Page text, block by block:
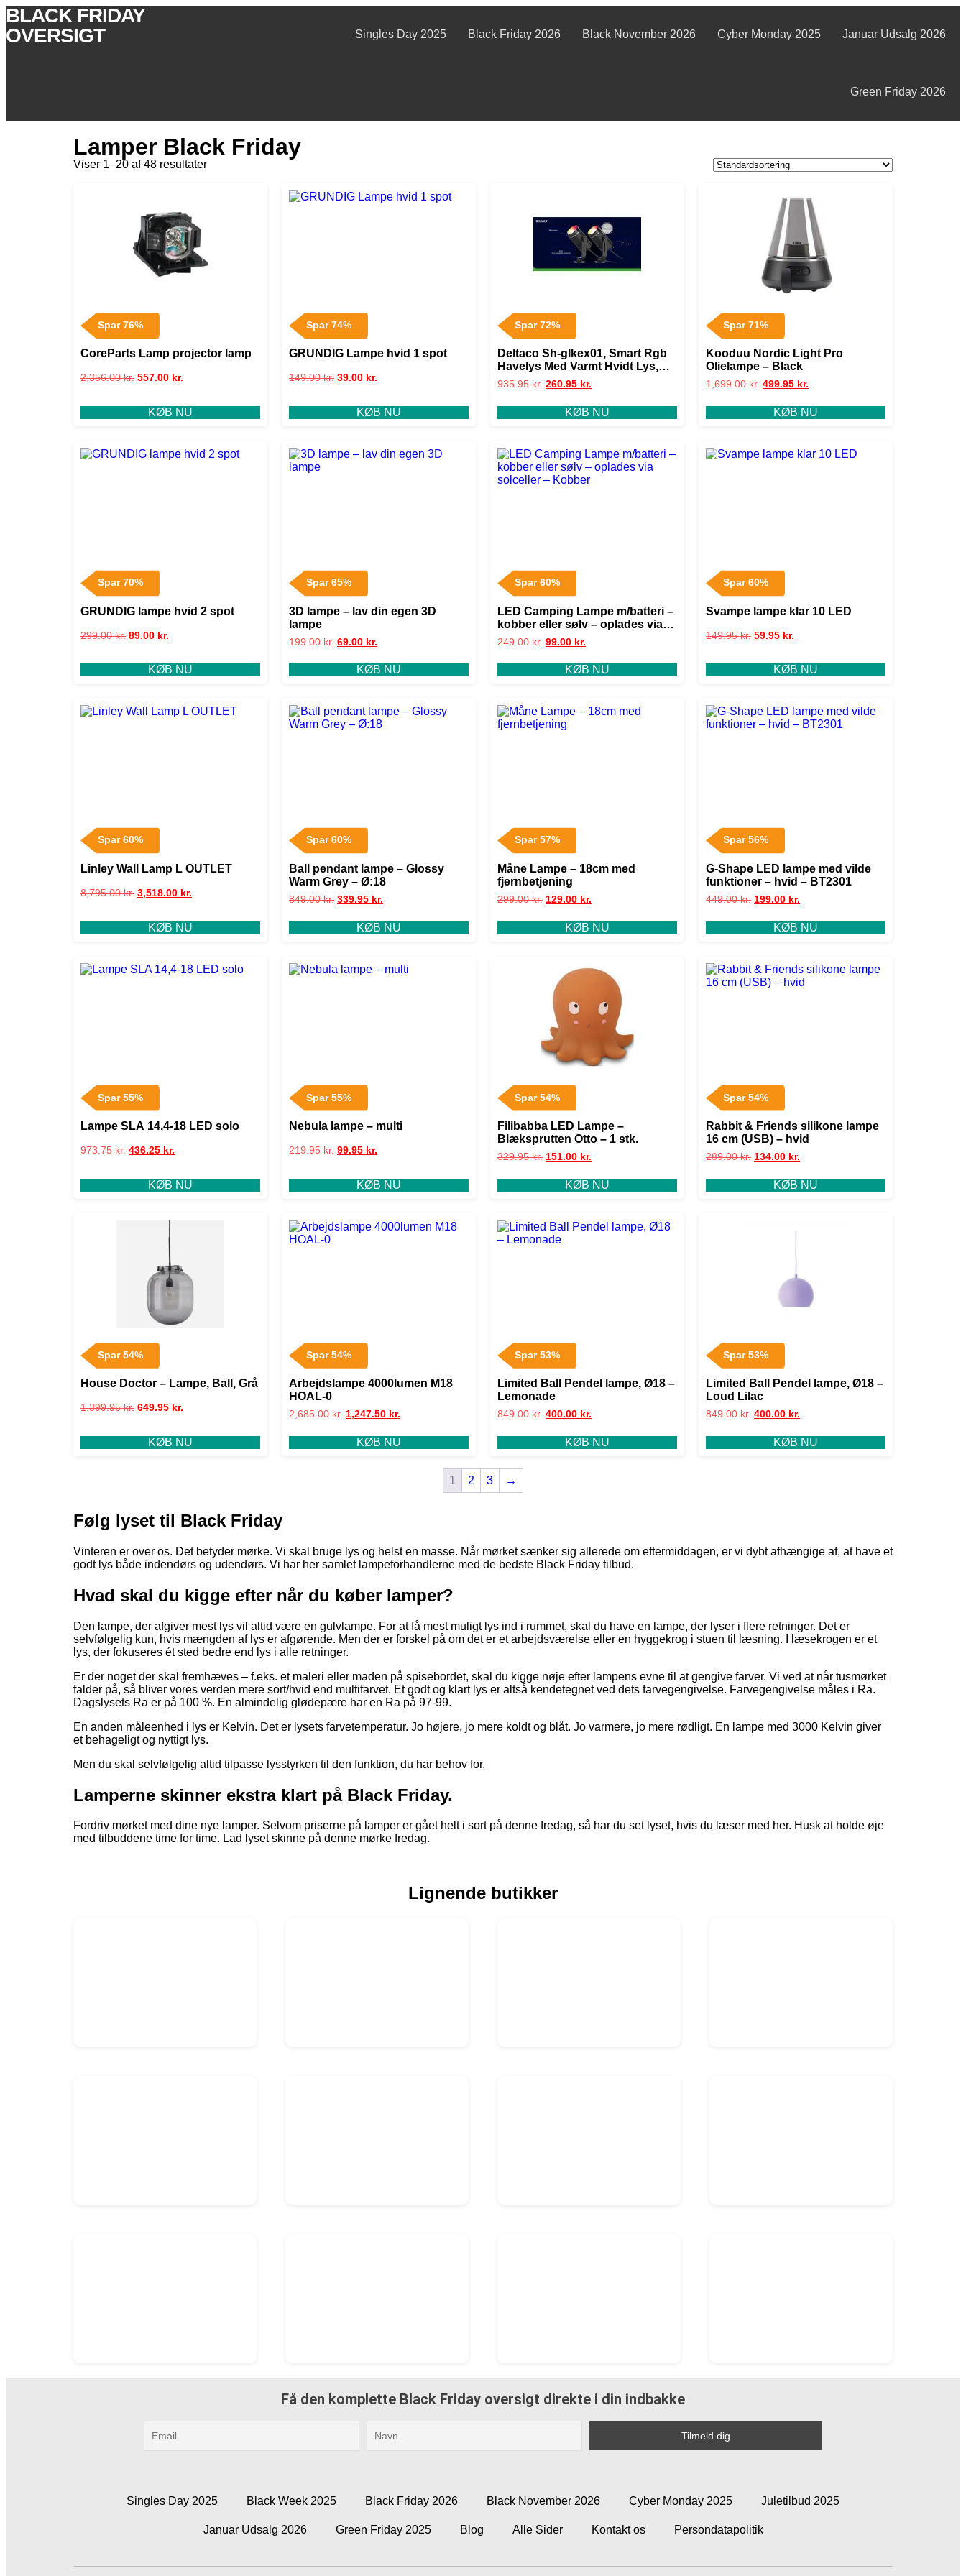
BLACK FRIDAY
OVERSIGT
Singles Day 2025 Black Friday 2026 Black November 2026 Cyber Monday 2025 Januar Udsalg 2026
Green Friday 2026
Lamper Black Friday
Viser 1–20 af 48 resultater
Spar 76%
CoreParts Lamp projector lamp
2,356.00kr. 557.00 kr.
KØB NU
Spar 74%
GRUNDIG Lampe hvid 1 spot
149.00kr. 39.00 kr.
KØB NU
Spar 72%
Deltaco Sh-glkex01, Smart Rgb
Havelys Med Varmt Hvidt Lys,
Sort – Lampe
935.95kr. 260.95 kr.
KØB NU
Spar 71%
Kooduu Nordic Light Pro
Olielampe – Black
1,699.00kr. 499.95 kr.
KØB NU
Spar 70%
GRUNDIG lampe hvid 2 spot
299.00kr. 89.00 kr.
KØB NU
Spar 65%
3D lampe – lav din egen 3D
lampe
199.00kr. 69.00 kr.
KØB NU
Spar 60%
LED Camping Lampe m/batteri –
kobber eller sølv – oplades via
solceller – Kobber
249.00kr. 99.00 kr.
KØB NU
Spar 60%
Svampe lampe klar 10 LED
149.95kr. 59.95 kr.
KØB NU
Spar 60%
Linley Wall Lamp L OUTLET
8,795.00kr. 3,518.00 kr.
KØB NU
Spar 60%
Ball pendant lampe – Glossy
Warm Grey – Ø:18
849.00kr. 339.95 kr.
KØB NU
Spar 57%
Måne Lampe – 18cm med
fjernbetjening
299.00kr. 129.00 kr.
KØB NU
Spar 56%
G-Shape LED lampe med vilde
funktioner – hvid – BT2301
449.00kr. 199.00 kr.
KØB NU
Spar 55%
Lampe SLA 14,4-18 LED solo
973.75kr. 436.25 kr.
KØB NU
Spar 55%
Nebula lampe – multi
219.95kr. 99.95 kr.
KØB NU
Spar 54%
Filibabba LED Lampe –
Blæksprutten Otto – 1 stk.
329.95kr. 151.00 kr.
KØB NU
Spar 54%
Rabbit & Friends silikone lampe
16 cm (USB) – hvid
289.00kr. 134.00 kr.
KØB NU
Spar 54%
House Doctor – Lampe, Ball, Grå
1,399.95kr. 649.95 kr.
KØB NU
Spar 54%
Arbejdslampe 4000lumen M18
HOAL-0
2,685.00kr. 1,247.50 kr.
KØB NU
Spar 53%
Limited Ball Pendel lampe, Ø18 –
Lemonade
849.00kr. 400.00 kr.
KØB NU
Spar 53%
Limited Ball Pendel lampe, Ø18 –
Loud Lilac
849.00kr. 400.00 kr.
KØB NU
1 2 3 →
Følg lyset til Black Friday
Vinteren er over os. Det betyder mørke. Vi skal bruge lys og helst en masse. Når mørket sænker sig allerede om eftermiddagen, er vi dybt afhængige af, at have et
godt lys både indendørs og udendørs. Vi har her samlet lampeforhandlerne med de bedste Black Friday tilbud.
Hvad skal du kigge efter når du køber lamper?
Den lampe, der afgiver mest lys vil altid være en gulvlampe. For at få mest muligt lys ind i rummet, skal du have en lampe, der lyser i flere retninger. Det er
selvfølgelig kun, hvis mængden af lys er afgørende. Men der er forskel på om det er et arbejdsværelse eller en hyggekrog i stuen til læsning. I læsekrogen er et
lys, der fokuseres ét sted bedre end lys i alle retninger.
Er der noget der skal fremhæves – f.eks. et maleri eller maden på spisebordet, skal du kigge nøje efter lampens evne til at gengive farver. Vi ved at når tusmørket
falder på, så bliver vores verden mere sort/hvid end multifarvet. Et godt og klart lys er altså kendetegnet ved dets farvegengivelse. Farvegengivelse måles i Ra.
Dagslysets Ra er på 100 %. En almindelig glødepære har en Ra på 97-99.
En anden måleenhed i lys er Kelvin. Det er lysets farvetemperatur. Jo højere, jo mere koldt og blåt. Jo varmere, jo mere rødligt. En lampe med 3000 Kelvin giver
et behageligt og nyttigt lys.
Men du skal selvfølgelig altid tilpasse lysstyrken til den funktion, du har behov for.
Lamperne skinner ekstra klart på Black Friday.
Fordriv mørket med dine nye lamper. Selvom priserne på lamper er gået helt i sort på denne fredag, så har du set lyset, hvis du læser med her. Husk at holde øje
med tilbuddene time for time. Lad lyset skinne på denne mørke fredag.
Lignende butikker
Få den komplette Black Friday oversigt direkte i din indbakke
Singles Day 2025 Black Week 2025 Black Friday 2026 Black November 2026 Cyber Monday 2025 Juletilbud 2025
Januar Udsalg 2026 Green Friday 2025 Blog Alle Sider Kontakt os Persondatapolitik